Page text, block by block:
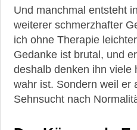
Und manchmal entsteht
weiterer schmerzhafter
ich ohne Therapie
Gedanke ist brutal, und
deshalb denken ihn viele
wahr ist. Sondern weil er
Sehnsucht nach